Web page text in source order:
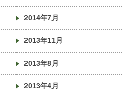
2014年7月
2013年11月
2013年8月
2013年4月